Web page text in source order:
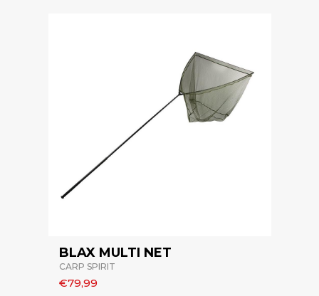
BLAX MULTI NET
CARP SPIRIT
€79,99